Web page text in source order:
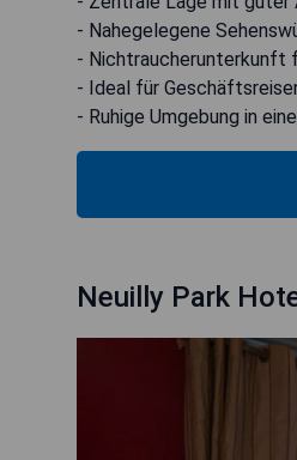
- Nahegelegene
- Nichtraucherunterkunft
- Ideal für
- Ruhige Umgebung in
Neuilly Park